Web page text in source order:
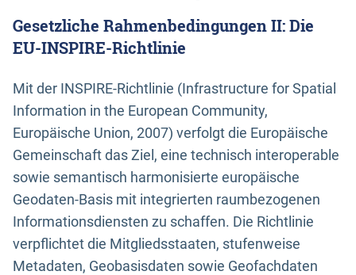
Gesetzliche Rahmenbedingungen II: Die
EU-INSPIRE-Richtlinie
Mit der INSPIRE-Richtlinie (Infrastructure for Spatial
Information in the European Community,
Europäische Union, 2007) verfolgt die Europäische
Gemeinschaft das Ziel, eine technisch interoperable
sowie semantisch harmonisierte europäische
Geodaten-Basis mit integrierten raumbezogenen
Informationsdiensten zu schaffen. Die Richtlinie
verpflichtet die Mitgliedsstaaten, stufenweise
Metadaten, Geobasisdaten sowie Geofachdaten